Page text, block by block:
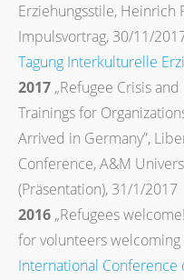
Erziehungsstile, Heinrich
Impulsvortrag, 30/11/
Tagung Interkulturelle
2017 „Refugee Crisis
Trainings for
Arrived in Germany”,
Conference, A&M
(Präsentation), 31/1/2017
2016 „Refugees
for volunteers
International Conference